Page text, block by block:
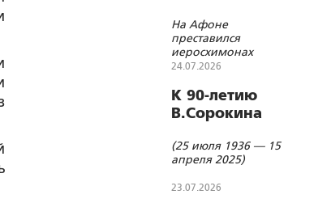
На Афоне
преставился
иеросхимонах
Рафаил (Берестов)
24.07.2026
К 90-летию
В.Сорокина
(25 июля 1936 — 15
апреля 2025)
23.07.2026